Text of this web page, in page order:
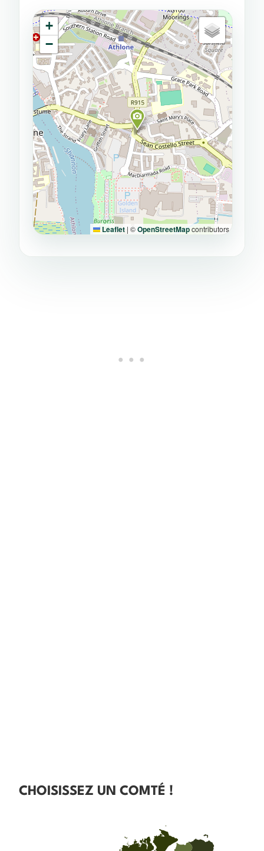
+
−
Leaflet | ©OpenStreetMapcontributors
CHOISISSEZ UN COMTÉ !